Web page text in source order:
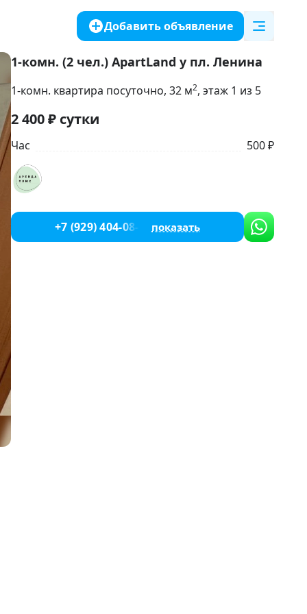
Добавить объявление
1-комн. (2 чел.) ApartLand у пл. Ленина
1-комн. квартира посуточно, 32 м2, этаж 1 из 5
2 400₽ сутки
Час 500 ₽
+7 (929) 404-08-22 показать